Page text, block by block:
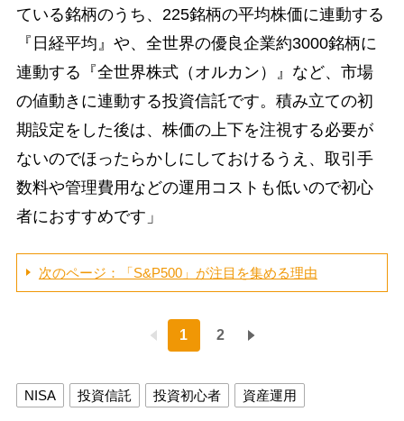
ている銘柄のうち、225銘柄の平均株価に連動する
『日経平均』や、全世界の優良企業約3000銘柄に
連動する『全世界株式（オルカン）』など、市場
の値動きに連動する投資信託です。積み立ての初
期設定をした後は、株価の上下を注視する必要が
ないのでほったらかしにしておけるうえ、取引手
数料や管理費用などの運用コストも低いので初心
者におすすめです」
次のページ：「S&P500」が注目を集める理由
1 2
NISA 投資信託 投資初心者 資産運用